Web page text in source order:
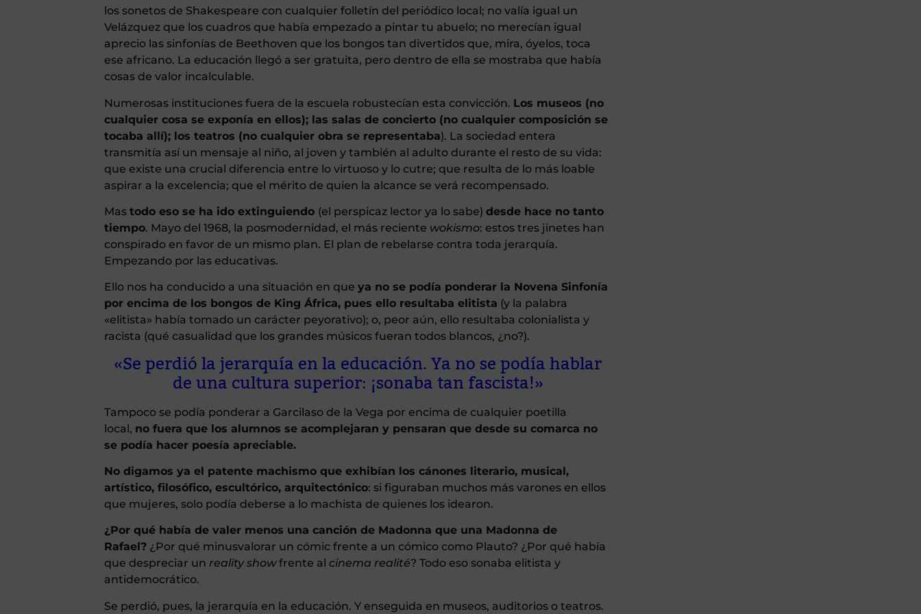
los sonetos de Shakespeare con cualquier folletín del periódico local; no valía igual un
Velázquez que los cuadros que había empezado a pintar tu abuelo; no merecían igual
aprecio las sinfonías de Beethoven que los bongos tan divertidos que, mira, óyelos, toca
ese africano. La educación llegó a ser gratuita, pero dentro de ella se mostraba que había
cosas de valor incalculable.
Numerosas instituciones fuera de la escuela robustecían esta convicción. Los museos (no
cualquier cosa se exponía en ellos); las salas de concierto (no cualquier composición se
tocaba allí); los teatros (no cualquier obra se representaba). La sociedad entera
transmitía así un mensaje al niño, al joven y también al adulto durante el resto de su vida:
que existe una crucial diferencia entre lo virtuoso y lo cutre; que resulta de lo más loable
aspirar a la excelencia; que el mérito de quien la alcance se verá recompensado.
Mas todo eso se ha ido extinguiendo (el perspicaz lector ya lo sabe) desde hace no tanto
tiempo. Mayo del 1968, la posmodernidad, el más reciente wokismo: estos tres jinetes han
conspirado en favor de un mismo plan. El plan de rebelarse contra toda jerarquía.
Empezando por las educativas.
Ello nos ha conducido a una situación en que ya no se podía ponderar la Novena Sinfonía
por encima de los bongos de King África, pues ello resultaba elitista (y la palabra
«elitista» había tomado un carácter peyorativo); o, peor aún, ello resultaba colonialista y
racista (qué casualidad que los grandes músicos fueran todos blancos, ¿no?).
«Se perdió la jerarquía en la educación. Ya no se podía hablar
de una cultura superior: ¡sonaba tan fascista!»
Tampoco se podía ponderar a Garcilaso de la Vega por encima de cualquier poetilla
local, no fuera que los alumnos se acomplejaran y pensaran que desde su comarca no
se podía hacer poesía apreciable.
No digamos ya el patente machismo que exhibían los cánones literario, musical,
artístico, filosófico, escultórico, arquitectónico: si figuraban muchos más varones en ellos
que mujeres, solo podía deberse a lo machista de quienes los idearon.
¿Por qué había de valer menos una canción de Madonna que una Madonna de
Rafael? ¿Por qué minusvalorar un cómic frente a un cómico como Plauto? ¿Por qué había
que despreciar un reality showfrente al cinema realité? Todo eso sonaba elitista y
antidemocrático.
Se perdió, pues, la jerarquía en la educación. Y enseguida en museos, auditorios o teatros.